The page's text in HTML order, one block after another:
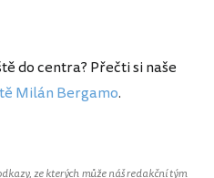
do centra? Přečti si naše
Milán Bergamo.
ze kterých může náš redakční tým